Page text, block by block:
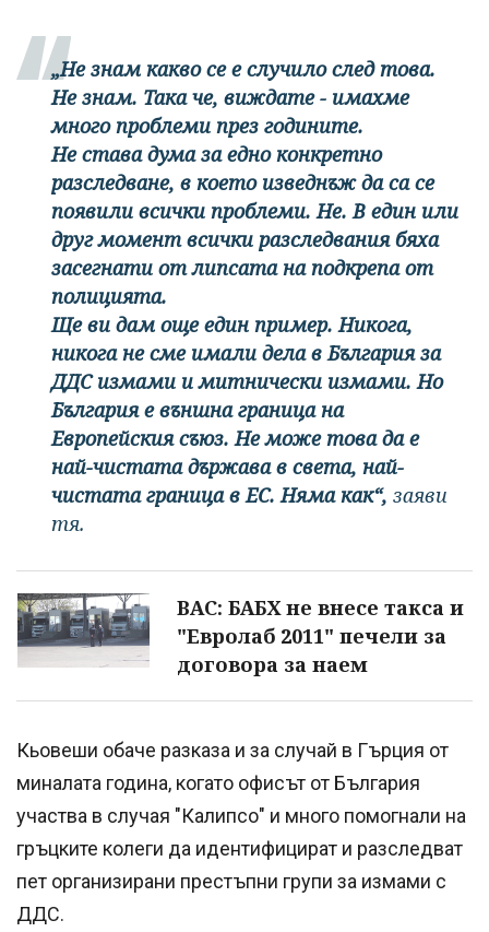
„Не знам какво се е случило след това.
Не знам. Така че, виждате - имахме
много проблеми през годините.
Не става дума за едно конкретно
разследване, в което изведнъж да са се
появили всички проблеми. Не. В един или
друг момент всички разследвания бяха
засегнати от липсата на подкрепа от
полицията.
Ще ви дам още един пример. Никога,
никога не сме имали дела в България за
ДДС измами и митнически измами. Но
България е външна граница на
Европейския съюз. Не може това да е
най-чистата държава в света, най-
чистата граница в ЕС. Няма как“, заяви
тя.
ВАС: БАБХ не внесе такса и
"Евролаб 2011" печели за
договора за наем
Кьовеши обаче разказа и за случай в Гърция от
миналата година, когато офисът от България
участва в случая "Калипсо" и много помогнали на
гръцките колеги да идентифицират и разследват
пет организирани престъпни групи за измами с
ДДС.